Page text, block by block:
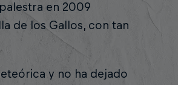
en 2009
de los Gallos, con tan
y no ha dejado